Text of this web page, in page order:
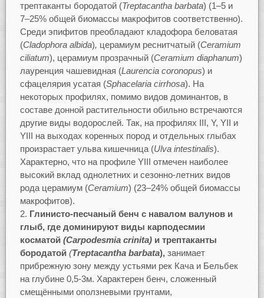
трептаканты бородатой (Treptacantha barbata) (1–5 и
7–25% общей биомассы макрофитов соответственно).
Cреди эпифитов преобладают кладофора беловатая
(Cladophora albida), церамиум реснитчатый (Ceramium
ciliatum), церамиум прозрачный (Ceramium diaphanum)
лауренция чашевидная (Laurencia coronopus) и
сфацелярия усатая (Sphacelaria cirrhosa). На
некоторых профилях, помимо видов доминантов, в
составе донной растительности обильно встречаются
другие виды водорослей. Так, на профилях III, Y, YII и
YIII на выходах коренных пород и отдельных глыбах
произрастает ульва кишечница (Ulva intestinalis).
Характерно, что на профиле YIII отмечен наиболее
высокий вклад однолетних и сезонно-летних видов
рода церамиум (Ceramium) (23–24% общей биомассы
макрофитов).
Глинисто-песчаный бенч с навалом валунов и
глыб, где доминируют виды карподесмии
косматой (Carpodesmia crinita) и трептаканты
бородатой (Treptacantha barbata),занимает
прибрежную зону между устьями рек Кача и Бельбек
на глубине 0,5‑3м. Характерен бенч, сложенный
смещёнными оползневыми грунтами,